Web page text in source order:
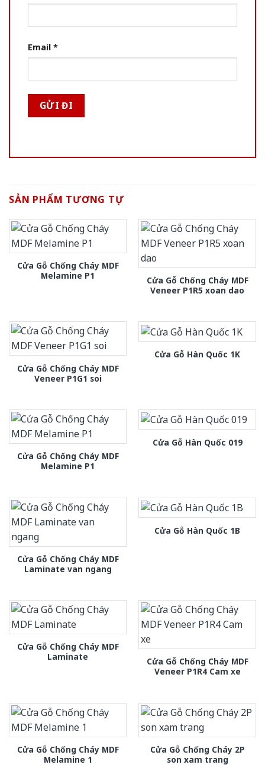
Email *
SẢN PHẨM TƯƠNG TỰ
Cửa Gỗ Chống Cháy MDF
Melamine P1
Cửa Gỗ Chống Cháy MDF
Veneer P1R5 xoan dao
Cửa Gỗ Chống Cháy MDF
Veneer P1G1 soi
Cửa Gỗ Hàn Quốc 1K
Cửa Gỗ Chống Cháy MDF
Melamine P1
Cửa Gỗ Hàn Quốc 019
Cửa Gỗ Chống Cháy MDF
Laminate van ngang
Cửa Gỗ Hàn Quốc 1B
Cửa Gỗ Chống Cháy MDF
Laminate
Cửa Gỗ Chống Cháy MDF
Veneer P1R4 Cam xe
Cửa Gỗ Chống Cháy MDF
Melamine 1
Cửa Gỗ Chống Cháy 2P
son xam trang